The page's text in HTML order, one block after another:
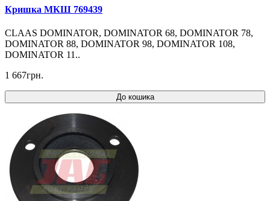
Кришка МКШ 769439
CLAAS DOMINATOR, DOMINATOR 68, DOMINATOR 78,
DOMINATOR 88, DOMINATOR 98, DOMINATOR 108,
DOMINATOR 11..
1 667грн.
До кошика